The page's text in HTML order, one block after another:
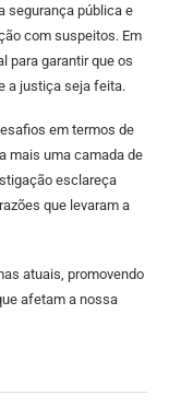
segurança pública e
com suspeitos. Em
para garantir que os
a justiça seja feita.
em termos de
mais uma camada de
esclareça
que levaram a
atuais, promovendo
afetam a nossa